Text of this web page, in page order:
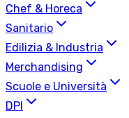
Chef & Horeca
Sanitario
Edilizia & Industria
Merchandising
Scuole e Università
DPI